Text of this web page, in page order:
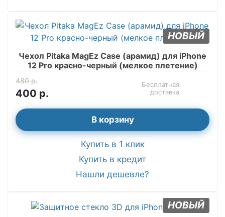
НОВЫЙ
Чехол Pitaka MagEz Case (арамид) для iPhone
12 Pro красно-черный (мелкое плетение)
480 р.
400 р.
Бесплатная
доставка
В корзину
Купить в 1 клик
Купить в кредит
Нашли дешевле?
НОВЫЙ